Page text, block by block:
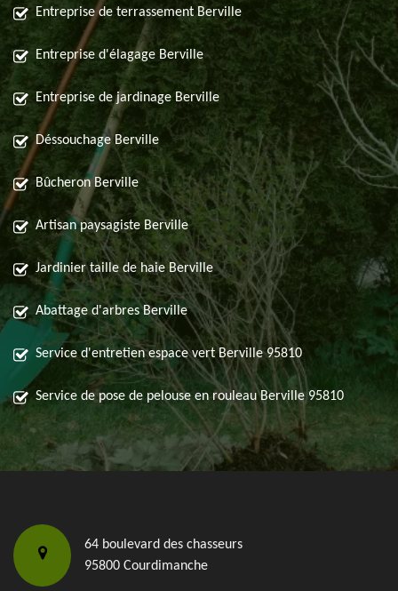
Entreprise de terrassement Berville
Entreprise d'élagage Berville
Entreprise de jardinage Berville
Déssouchage Berville
Bûcheron Berville
Artisan paysagiste Berville
Jardinier taille de haie Berville
Abattage d'arbres Berville
Service d'entretien espace vert Berville 95810
Service de pose de pelouse en rouleau Berville 95810
64 boulevard des chasseurs
95800 Courdimanche